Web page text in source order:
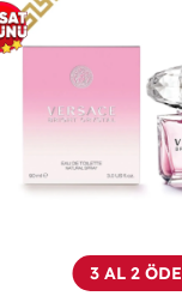
3 AL 2 ÖDE